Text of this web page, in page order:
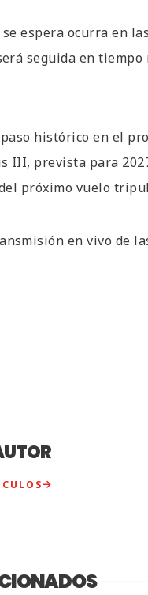
se espera ocurra en
seguida en
histórico en el
III, prevista para
próximo vuelo
en vivo de